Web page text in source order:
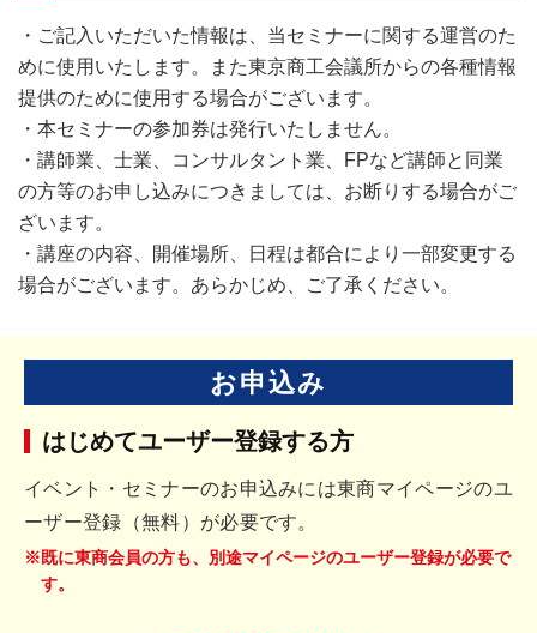
・ご記入いただいた情報は、当セミナーに関する運営のた
めに使用いたします。また東京商工会議所からの各種情報
提供のために使用する場合がございます。
・本セミナーの参加券は発行いたしません。
・講師業、士業、コンサルタント業、FPなど講師と同業
の方等のお申し込みにつきましては、お断りする場合がご
ざいます。
・講座の内容、開催場所、日程は都合により一部変更する
場合がございます。あらかじめ、ご了承ください。
お申込み
はじめてユーザー登録する方
イベント・セミナーのお申込みには東商マイページのユ
ーザー登録（無料）が必要です。
※既に東商会員の方も、別途マイページのユーザー登録が必要で
す。